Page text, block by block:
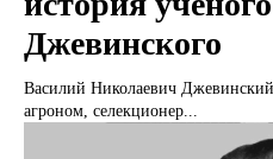
Джевинского
Василий Николаевич
агроном, селекционер...